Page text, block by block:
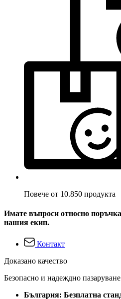
Повече от 10.850 продукта
Имате въпроси относно
нашия екип.
Контакт
Доказано качество
Безопасно и надеждно пазаруване
България: Безплатна